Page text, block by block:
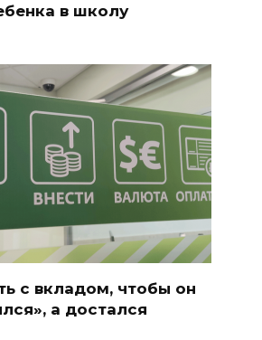
в школу
с вкладом, чтобы он
а достался